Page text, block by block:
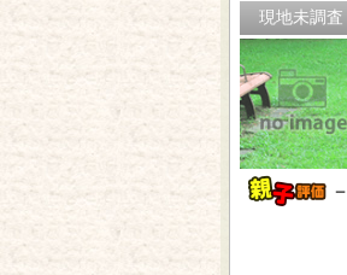
現地未調査
－